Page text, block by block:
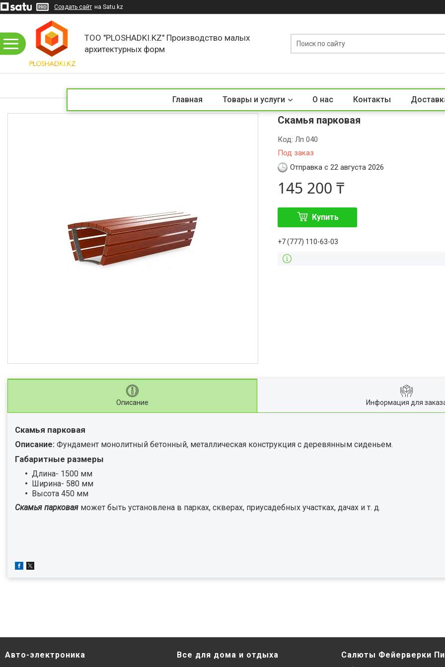
Создать сайт на Satu.kz
ТОО "PLOSHADKI.KZ" Производство малых
архитектурных форм
Главная Товары и услуги О нас Контакты
Скамья парковая
Под заказ
Код:Лп 040
Отправка с 22 августа 2026
145 200 ₸
Купить
+7 (777) 110-63-03
Описание Информация для
Скамья парковая
Описание: Фундамент монолитный бетонный, металлическая конструкция с деревянным сиденьем.
Габаритные размеры
Длина- 1500 мм
Ширина- 580 мм
Высота 450 мм
Скамья парковая может быть установлена в парках, скверах, приусадебных участках, дачах и т. д.
Авто-электроника Все для дома и отдыха Салюты Фейерверки